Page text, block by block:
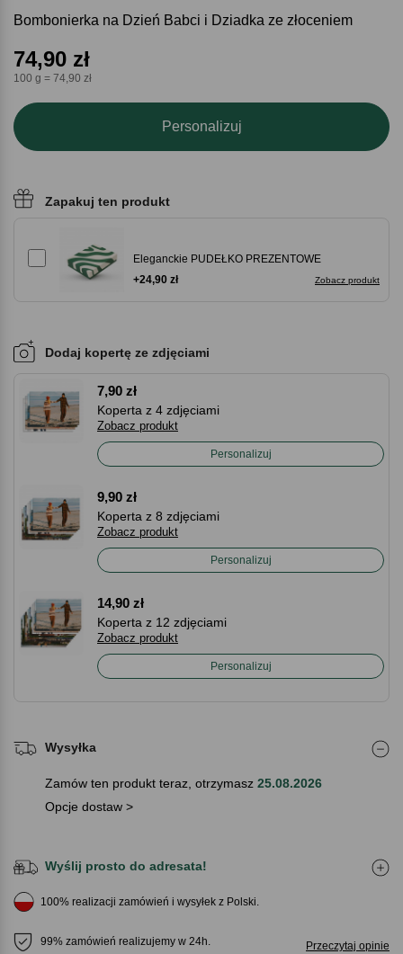
Bombonierka na Dzień Babci i Dziadka ze złoceniem
74,90 zł
100 g = 74,90 zł
Personalizuj
Zapakuj ten produkt
Eleganckie PUDEŁKO PREZENTOWE
Zobacz produkt
+24,90 zł
Dodaj kopertę ze zdjęciami
7,90 zł
Koperta z 4 zdjęciami
Zobacz produkt
Personalizuj
9,90 zł
Koperta z 8 zdjęciami
Zobacz produkt
Personalizuj
14,90 zł
Koperta z 12 zdjęciami
Zobacz produkt
Personalizuj
Wysyłka
Zamów ten produkt teraz, otrzymasz 25.08.2026
Opcje dostaw >
Wyślij prosto do adresata!
100% realizacji zamówień i wysyłek z Polski.
99% zamówień realizujemy w 24h. Przeczytaj opinie